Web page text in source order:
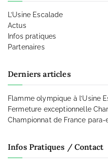
L’Usine Escalade
Actus
Infos pratiques
Partenaires
Derniers articles
Flamme olympique à l’Usine
Fermeture exceptionnelle
Championnat de France
Infos Pratiques / Contact